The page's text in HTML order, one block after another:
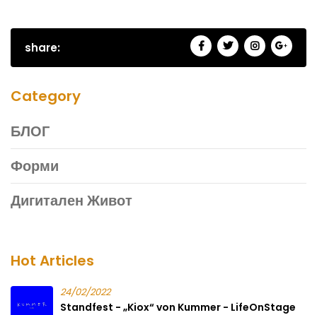
share:
Category
БЛОГ
Форми
Дигитален Живот
Hot Articles
24/02/2022
Standfest - „Kiox“ von Kummer - LifeOnStage